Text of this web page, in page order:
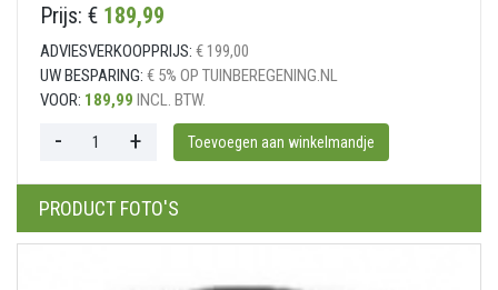
Prijs: € 189,99
ADVIESVERKOOPPRIJS: € 199,00
UW BESPARING: € 5% OP TUINBEREGENING.NL
VOOR: 189,99 INCL. BTW.
PRODUCT FOTO'S